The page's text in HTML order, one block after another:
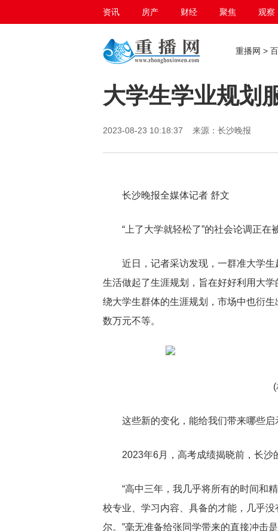
资讯 房产 财经 聚焦 观察
重播网 >
大学生学业规划
2023-08-23 10:18:37 来源：长沙晚报
长沙晚报全媒体记者 舒文
“上了大学就轻松了”的社会论调正在
近日，记者采访发现，一群准大学
生活做起了生涯规划，旨在好好利用大
绕大学生群体的生涯规划，市场中也衍
数万元不等。
这些新的变化，能给我们带来哪些启
2023年6月，高考成绩揭晓前，长沙
“高中三年，我几乎将所有的时间和
校专业、学习内容、具备的才能，几乎
尔。”毫无准备给张同学带来的直接冲击